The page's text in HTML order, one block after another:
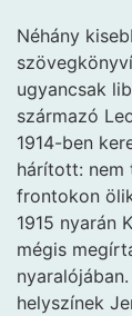
Néhány
ugyancsak
származó
1914-ben
hárított: nem
frontokon
1915 nyarán
mégis
helyszínek